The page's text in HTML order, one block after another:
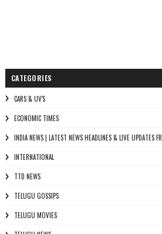
CATEGORIES
CARS & UV'S
ECONOMIC TIMES
INDIA NEWS | LATEST NEWS HEADLINES & LIVE UPDATES
INTERNATIONAL
TTD NEWS
TELUGU GOSSIPS
TELUGU MOVIES